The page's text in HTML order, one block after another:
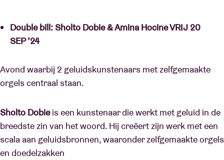
Double bill: Sholto Dobie & Amina Hocine VRIJ 20
SEP ’24
Avond waarbij 2 geluidskunstenaars met zelfgemaakte
orgels centraal staan.
Sholto Dobieis een kunstenaar die werkt met geluid in de
breedste zin van het woord. Hij creëert zijn werk met een
scala aan geluidsbronnen, waaronder zelfgemaakte orgels
en doedelzakken